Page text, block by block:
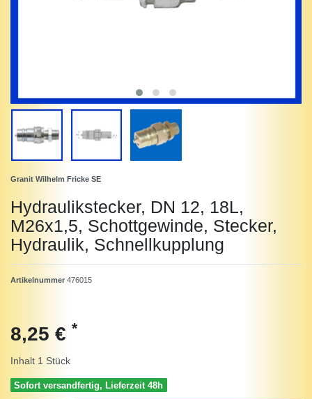
Granit Wilhelm Fricke SE
Hydraulikstecker, DN 12, 18L,
M26x1,5, Schottgewinde, Stecker,
Hydraulik, Schnellkupplung
Artikelnummer 476015
8,25 € *
Inhalt 1 Stück
Sofort versandfertig, Lieferzeit 48h